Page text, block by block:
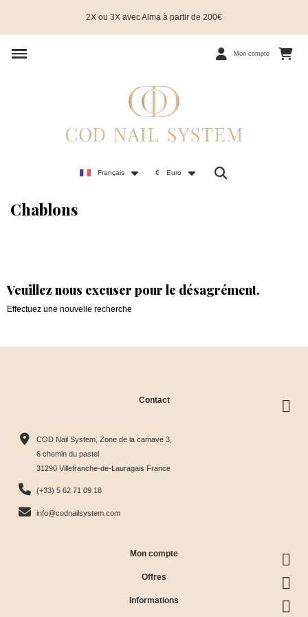
2X ou 3X avec Alma à partir de 200€
Mon compte
Français € Euro
Chablons
Veuillez nous excuser pour le désagrément.
Effectuez une nouvelle recherche
Contact
COD Nail System, Zone de la camave 3,
6 chemin du pastel
31290 Villefranche-de-Lauragais France
(+33) 5 62 71 09 18
info@codnailsystem.com
Mon compte
Offres
Informations